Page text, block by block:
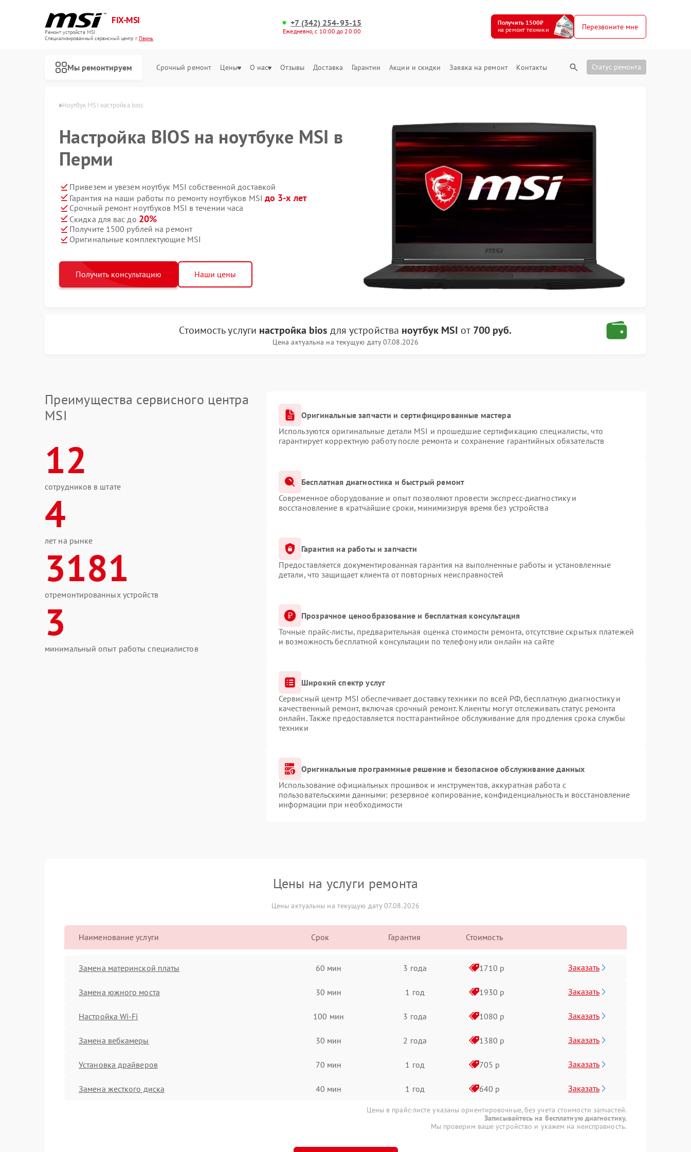
FIX-MSI
Ремонт устройств MSI
Специализированный cервисный центр г.Пермь
+7 (342) 254-93-15
Ежедневно, с 10:00 до 20:00
Получить 1500₽
на ремонт техники
Перезвоните мне
Мы ремонтируем Срочный ремонт Цены О нас Отзывы Доставка Гарантии Акции и скидки Заявка на ремонт Контакты Статус ремонта
Ноутбук MSI настройка bios
Настройка BIOS на ноутбуке MSI в
Перми
Привезем и увезем ноутбук MSI собственной доставкой
Гарантия на наши работы по ремонту ноутбуков MSI до 3-х лет
Срочный ремонт ноутбуков MSI в течении часа
Скидка для вас до 20%
Получите 1500 рублей на ремонт
Оригинальные комплектующие MSI
Получить консультацию Наши цены
Стоимость услуги настройка bios для устройства ноутбук MSI от 700 руб.
Цена актуальна на текущую дату 07.08.2026
Преимущества сервисного центра
MSI
12
сотрудников в штате
4
лет на рынке
3181
отремонтированных устройств
3
минимальный опыт работы специалистов
Оригинальные запчасти и сертифицированные мастера
Используются оригинальные детали MSI и прошедшие сертификацию специалисты, что
гарантирует корректную работу после ремонта и сохранение гарантийных обязательств
Бесплатная диагностика и быстрый ремонт
Современное оборудование и опыт позволяют провести экспресс-диагностику и
восстановление в кратчайшие сроки, минимизируя время без устройства
Гарантия на работы и запчасти
Предоставляется документированная гарантия на выполненные работы и установленные
детали, что защищает клиента от повторных неисправностей
Прозрачное ценообразование и бесплатная консультация
Точные прайс-листы, предварительная оценка стоимости ремонта, отсутствие скрытых платежей
и возможность бесплатной консультации по телефону или онлайн на сайте
Широкий спектр услуг
Сервисный центр MSI обеспечивает доставку техники по всей РФ, бесплатную диагностику и
качественный ремонт, включая срочный ремонт. Клиенты могут отслеживать статус ремонта
онлайн. Также предоставляется постгарантийное обслуживание для продления срока службы
техники
Оригинальные программные решение и безопасное обслуживание данных
Использование официальных прошивок и инструментов, аккуратная работа с
пользовательскими данными: резервное копирование, конфиденциальность и восстановление
информации при необходимости
Цены на услуги ремонта
Цены актуальны на текущую дату 07.08.2026
Наименование услуги Срок Гарантия Стоимость
Замена материнской платы 60 мин 3 года 1710 р Заказать
Замена южного моста 30 мин 1 год 1930 р Заказать
Настройка Wi-Fi 100 мин 3 года 1080 р Заказать
Замена вебкамеры 30 мин 2 года 1380 р Заказать
Установка драйверов 70 мин 1 год 705 р Заказать
Замена жесткого диска 40 мин 1 год 640 р Заказать
Цены в прайс-листе указаны ориентировочные, без учета стоимости запчастей.
Записывайтесь на бесплатную диагностику.
Мы проверим ваше устройство и укажем на неисправность.